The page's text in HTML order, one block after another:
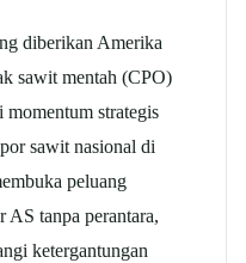
diberikan Amerika
sawit mentah (CPO)
strategis
sawit nasional di
peluang
AS tanpa perantara,
ketergantungan